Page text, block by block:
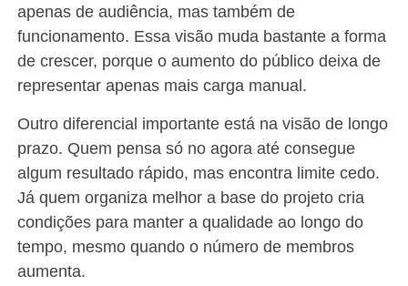
apenas de audiência, mas também de
funcionamento. Essa visão muda bastante a forma
de crescer, porque o aumento do público deixa de
representar apenas mais carga manual.
Outro diferencial importante está na visão de longo
prazo. Quem pensa só no agora até consegue
algum resultado rápido, mas encontra limite cedo.
Já quem organiza melhor a base do projeto cria
condições para manter a qualidade ao longo do
tempo, mesmo quando o número de membros
aumenta.